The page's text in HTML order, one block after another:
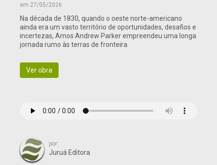
em 27/05/2026
Na década de 1830, quando o oeste norte-americano
ainda era um vasto território de oportunidades, desafios e
incertezas, Amos Andrew Parker empreendeu uma longa
jornada rumo às terras de fronteira
Ver obra
por:
Juruá Editora